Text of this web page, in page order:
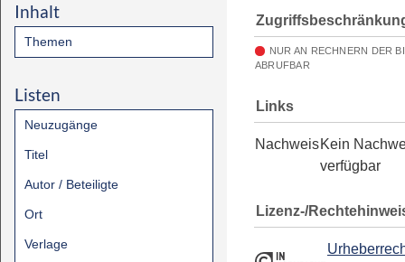
Inhalt
Themen
Listen
Neuzugänge
Titel
Autor / Beteiligte
Ort
Verlage
NUR AN RECHNERN DER
ABRUFBAR
Links
NachweisKein
verfügbar
Lizenz-/